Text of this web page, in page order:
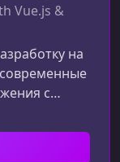
Vue.js &
на
современные
с
стеком